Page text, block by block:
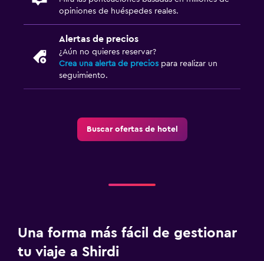
opiniones de huéspedes reales.
Alertas de precios
¿Aún no quieres reservar?
Crea una alerta de precios para realizar un
seguimiento.
Buscar ofertas de hotel
Una forma más fácil de gestionar
tu viaje a Shirdi